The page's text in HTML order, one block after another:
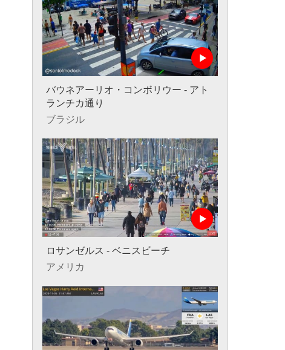
バウネアーリオ・コンボリウー - アト
ランチカ通り
ブラジル
ロサンゼルス - ベニスビーチ
アメリカ